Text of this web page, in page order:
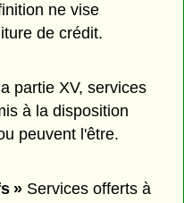
ne vise
de crédit.
partie XV, services
à la disposition
peuvent l'être.
» Services offerts à